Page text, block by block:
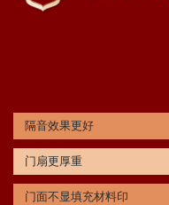
隔音效果更好
门扇更厚重
门面不显填充材料印